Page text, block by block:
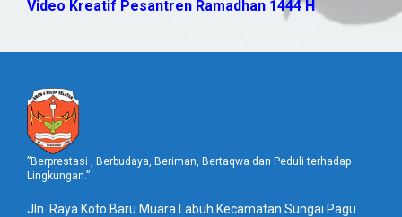
Video Kreatif Pesantren Ramadhan 1444 H
”Berprestasi , Berbudaya, Beriman, Bertaqwa dan Peduli terhadap
Lingkungan.”
Jln. Raya Koto Baru Muara Labuh Kecamatan Sungai Pagu